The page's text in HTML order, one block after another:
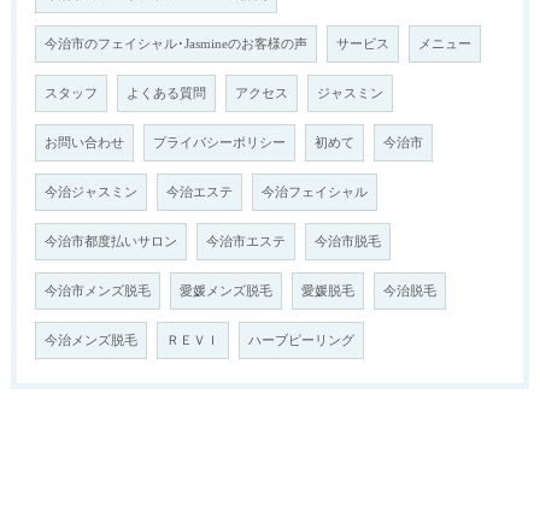
今治市のフェイシャル･Jasmineのお客様の声 サービス メニュー
スタッフ よくある質問 アクセス ジャスミン
お問い合わせ プライバシーポリシー 初めて 今治市
今治ジャスミン 今治エステ 今治フェイシャル
今治市都度払いサロン 今治市エステ 今治市脱毛
今治市メンズ脱毛 愛媛メンズ脱毛 愛媛脱毛 今治脱毛
今治メンズ脱毛 ＲＥＶＩ ハーブピーリング